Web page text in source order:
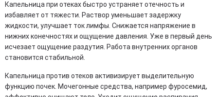
Капельница при отеках быстро устраняет отечность и
избавляет от тяжести. Раствор уменьшает задержку
жидкости, улучшает ток лимфы. Снижается напряжение в
нижних конечностях и ощущение давления. Уже в первый день
исчезает ощущение раздутия. Работа внутренних органов
становится стабильной.
Капельница против отеков активизирует выделительную
функцию почек. Мочегонные средства, например фуросемид,